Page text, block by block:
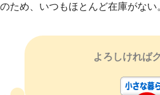
のため、いつもほとんど在庫がない
よろしければ